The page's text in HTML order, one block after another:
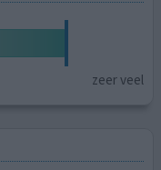
zeer veel